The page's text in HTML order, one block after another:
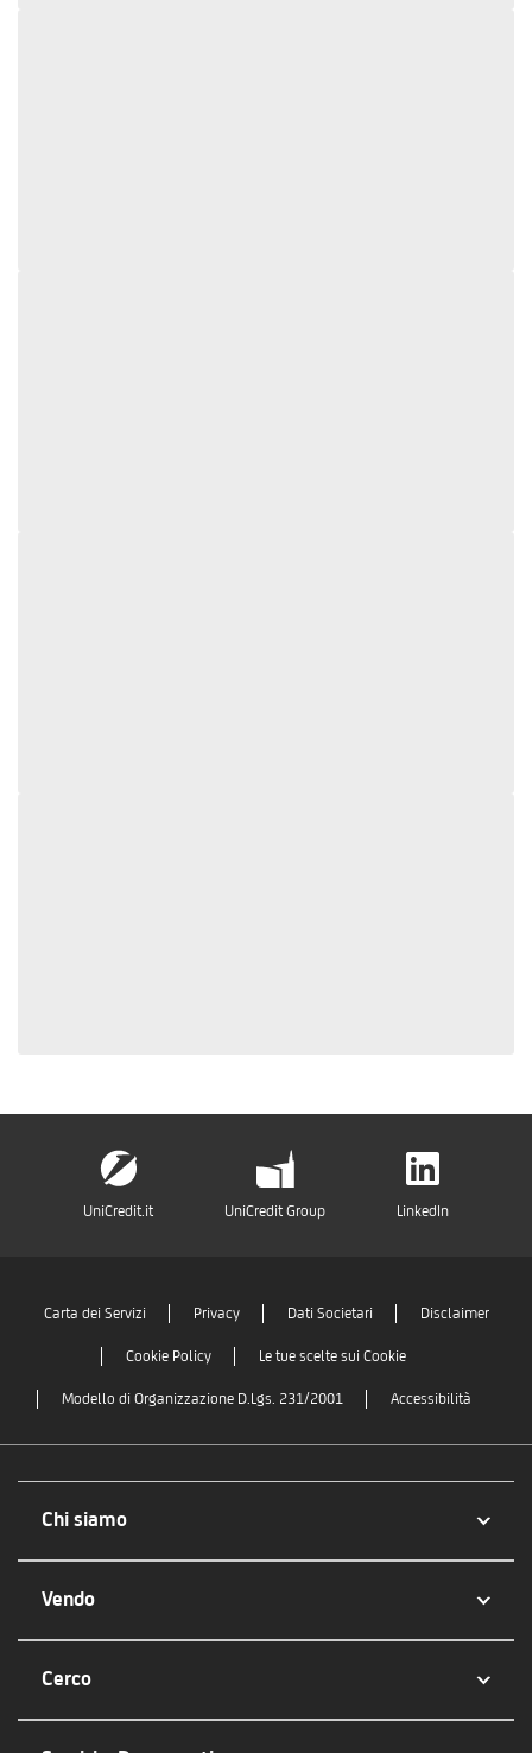
UniCredit.it UniCredit Group LinkedIn
Carta dei Servizi Privacy Dati Societari Disclaimer
Cookie Policy Le tue scelte sui Cookie
Modello di Organizzazione D.Lgs. 231/2001 Accessibilità
Chi siamo
Vendo
Cerco